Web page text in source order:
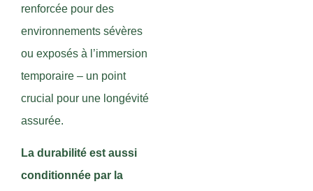
renforcée pour des
environnements sévères
ou exposés à l’immersion
temporaire – un point
crucial pour une longévité
assurée.
La durabilité est aussi
conditionnée par la